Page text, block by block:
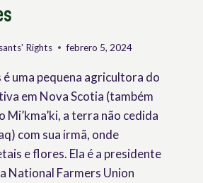
Rights febrero 5, 2024
é uma pequena agricultora do
em Nova Scotia (também
Mi’kma’ki, a terra não cedida
com sua irmã, onde
e flores. Ela é a presidente
National Farmers Union